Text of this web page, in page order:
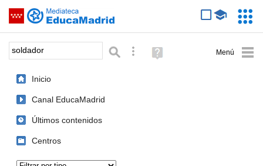
Saltar navegación
Palabra o frase: Búsqueda avanzada
Ayuda
(en
Inicio
Canal EducaMadrid
Últimos contenidos
Centros